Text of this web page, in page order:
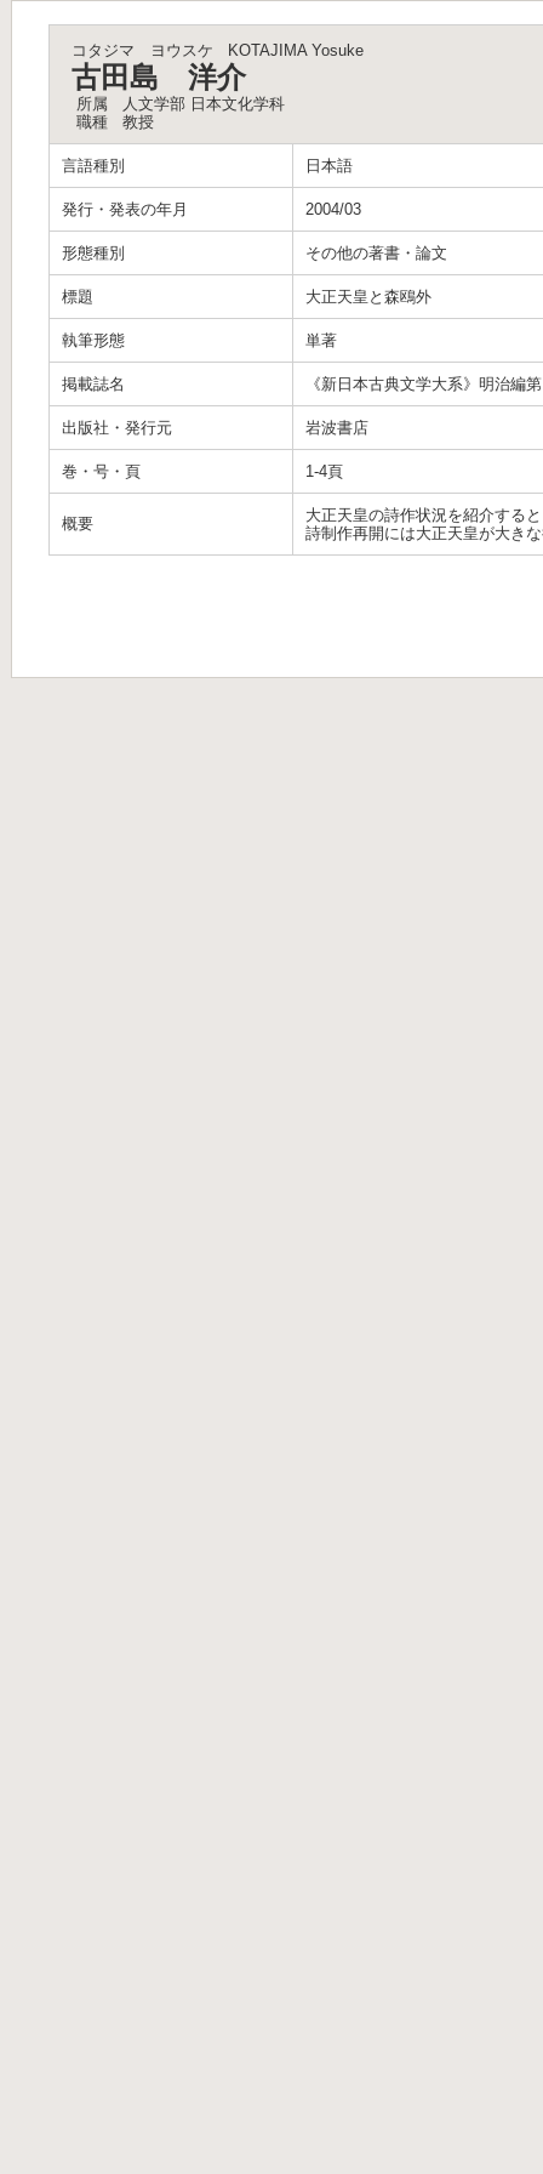
コタジマ ヨウスケ KOTAJIMA Yosuke
古田島 洋介
所属
人文学部 日本文化学科
職種
教授
言語種別 日本語
発行・発表の年月 2004/03
形態種別 その他の著書・論文
標題 大正天皇と森鴎外
執筆形態 単著
掲載誌名 《新日本古典文学大系》明治編
出版社・発行元 岩波書店
巻・号・頁 1-4頁
概要
大正天皇の詩作状況を紹介する
詩制作再開には大正天皇が大き